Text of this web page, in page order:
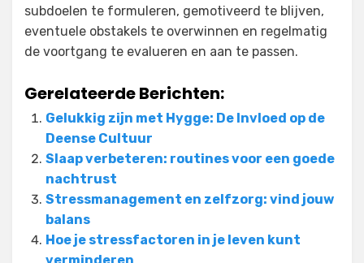
subdoelen te formuleren, gemotiveerd te blijven,
eventuele obstakels te overwinnen en regelmatig
de voortgang te evalueren en aan te passen.
Gerelateerde Berichten:
Gelukkig zijn met Hygge: De Invloed op de
Deense Cultuur
Slaap verbeteren: routines voor een goede
nachtrust
Stressmanagement en zelfzorg: vind jouw
balans
Hoe je stressfactoren in je leven kunt